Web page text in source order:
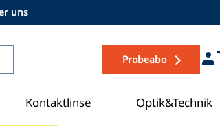
uns
Probeabo
Kontaktlinse Optik&Technik